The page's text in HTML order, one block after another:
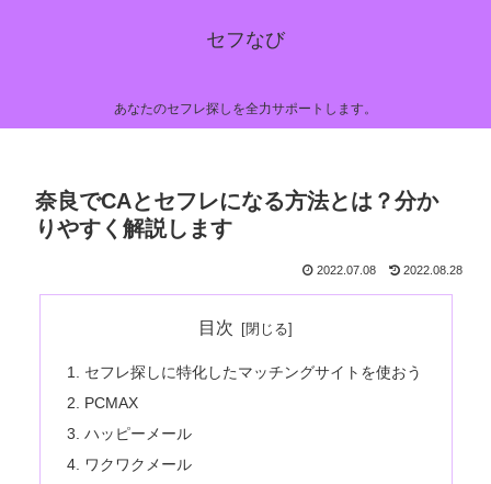
セフなび
あなたのセフレ探しを全力サポートします。
奈良でCAとセフレになる方法とは？分か
りやすく解説します
2022.07.08 2022.08.28
目次
セフレ探しに特化したマッチングサイトを使おう
PCMAX
ハッピーメール
ワクワクメール